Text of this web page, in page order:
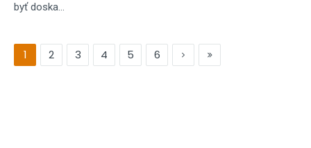
byť doska...
1 2 3 4 5 6